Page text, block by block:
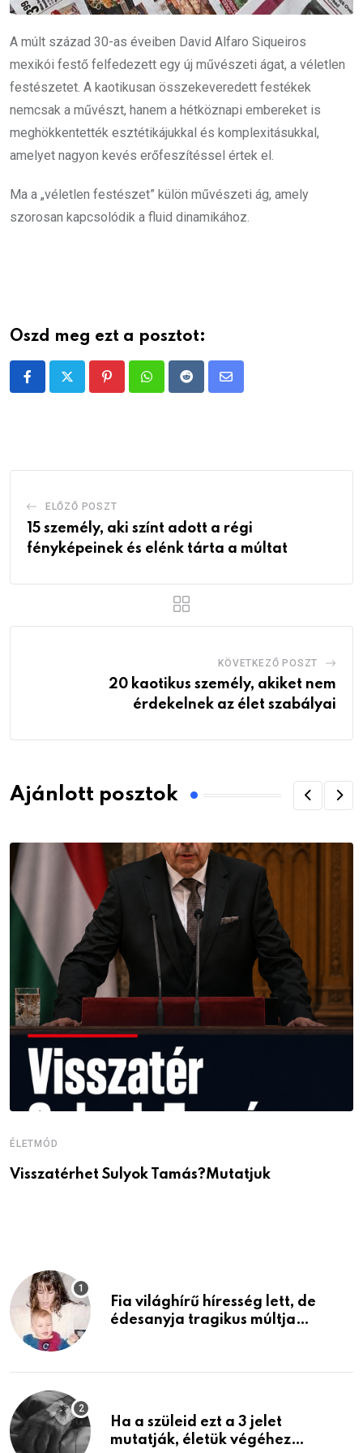
A múlt század 30-as éveiben David Alfaro Siqueiros
mexikói festő felfedezett egy új művészeti ágat, a véletlen
festészetet. A kaotikusan összekeveredett festékek
nemcsak a művészt, hanem a hétköznapi embereket is
meghökkentették esztétikájukkal és komplexitásukkal,
amelyet nagyon kevés erőfeszítéssel értek el.
Ma a „véletlen festészet” külön művészeti ág, amely
szorosan kapcsolódik a fluid dinamikához.
Oszd meg ezt a posztot:
PinterestWhatsappRedditShare
ELŐZŐ POSZT
15 személy, aki színt adott a régi
fényképeinek és elénk tárta a múltat
KÖVETKEZŐ POSZT
20 kaotikus személy, akiket nem
érdekelnek az élet szabályai
Ajánlott posztok
ÉLETMÓD
Visszatérhet Sulyok Tamás?Mutatjuk
Fia világhírű híresség lett, de
édesanyja tragikus múltja
Ha a szüleid ezt a 3 jelet
mutatják, életük végéhez